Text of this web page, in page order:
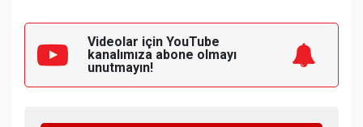
Videolar için YouTube
kanalımıza abone olmayı
unutmayın!